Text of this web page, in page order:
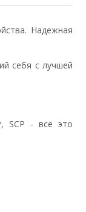
Надежная
себя с лучшей
SCP - все это